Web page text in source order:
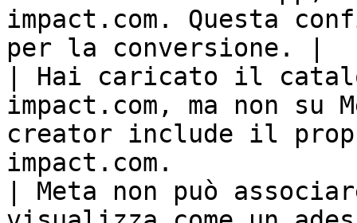
impact.com. Questa
per la conversione. |
| Hai caricato il
impact.com, ma non su
creator include il
impact.com.
| Meta non può